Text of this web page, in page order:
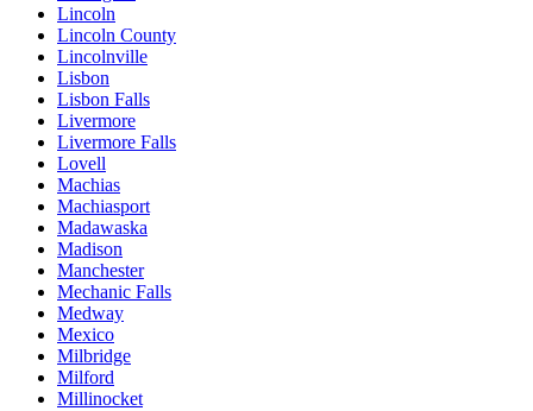
Lincoln
Lincoln County
Lincolnville
Lisbon
Lisbon Falls
Livermore
Livermore Falls
Lovell
Machias
Machiasport
Madawaska
Madison
Manchester
Mechanic Falls
Medway
Mexico
Milbridge
Milford
Millinocket